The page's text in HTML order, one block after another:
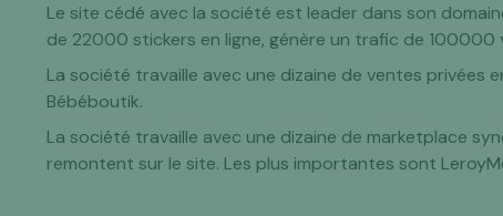
Le site cédé avec la société est leader dans son
de 22000 stickers en ligne, génère un trafic de 100000
La société travaille avec une dizaine de ventes privées
Bébéboutik.
La société travaille avec une dizaine de marketplace
remontent sur le site. Les plus importantes sont